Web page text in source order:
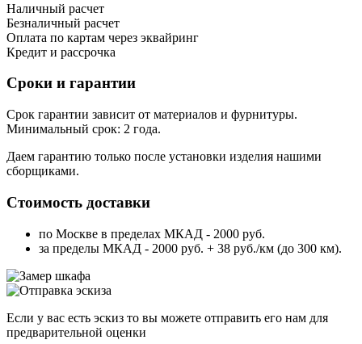
Наличный расчет
Безналичный расчет
Оплата по картам через эквайринг
Кредит и рассрочка
Сроки и гарантии
Срок гарантии зависит от материалов и фурнитуры.
Минимальный срок: 2 года.
Даем гарантию только после установки изделия нашими
сборщиками.
Стоимость доставки
по Москве в пределах МКАД - 2000 руб.
за пределы МКАД - 2000 руб. + 38 руб./км (до 300 км).
Если у вас есть эскиз то вы можете отправить его нам для
предварительной оценки